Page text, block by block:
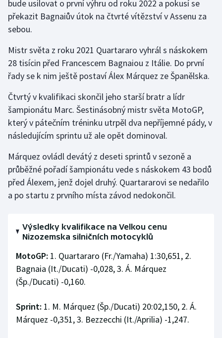
Stolní tenis
Triatlon
Veslování
Vodní slalom
Volejbal
Ostatní
bude usilovat o první výhru od roku 2022 a pokusí se
překazit Bagnaiův útok na čtvrté vítězství v Assenu za
sebou.
Mistr světa z roku 2021 Quartararo vyhrál s náskokem
28 tisícin před Francescem Bagnaiou z Itálie. Do první
řady se k nim ještě postaví Álex Márquez ze Španělska.
Čtvrtý v kvalifikaci skončil jeho starší bratr a lídr
šampionátu Marc. Šestinásobný mistr světa MotoGP,
který v pátečním tréninku utrpěl dva nepříjemné pády, v
následujícím sprintu už ale opět dominoval.
Márquez ovládl devátý z deseti sprintů v sezoně a
průběžné pořadí šampionátu vede s náskokem 43 bodů
před Álexem, jenž dojel druhý. Quartararovi se nedařilo
a po startu z prvního místa závod nedokončil.
Výsledky kvalifikace na Velkou cenu
Nizozemska silničních motocyklů
MotoGP: 1. Quartararo (Fr./Yamaha) 1:30,651, 2.
Bagnaia (It./Ducati) -0,028, 3. Á. Márquez
(Šp./Ducati) -0,160.
Sprint: 1. M. Márquez (Šp./Ducati) 20:02,150, 2. Á.
Márquez -0,351, 3. Bezzecchi (It./Aprilia) -1,247.